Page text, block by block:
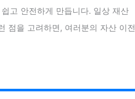
쉽고 안전하게 만듭니다. 일상 재산
점을 고려하면, 여러분의 자산 이전